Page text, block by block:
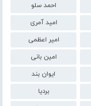
احمد سلو
امید آمری
امیر اعظمی
امین بانی
ایوان بند
بردیا